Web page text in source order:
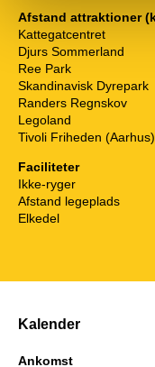
Afstand attraktioner
Kattegatcentret
Djurs Sommerland
Ree Park
Skandinavisk Dyrepark
Randers Regnskov
Legoland
Tivoli Friheden (Aarhus)
Faciliteter
Ikke-ryger
Afstand legeplads
Elkedel
Kalender
Ankomst